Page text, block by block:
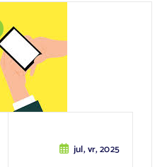
jul, vr, 2025